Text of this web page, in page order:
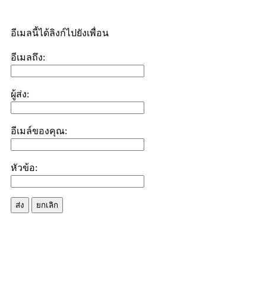
อีเมลนี้ได้ลิงก์ไปยังเพื่อน
อีเมลถึง:
ผู้ส่ง:
อีเมล์ของคุณ:
หัวข้อ:
ส่ง ยกเลิก